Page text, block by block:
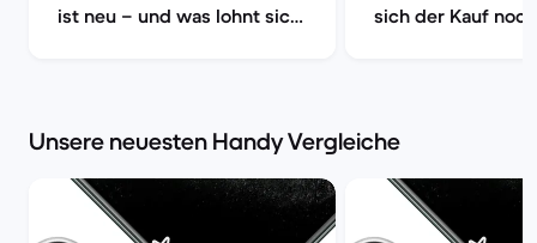
ist neu – und was lohnt sich
sich der Kauf
Unsere neuesten Handy Vergleiche